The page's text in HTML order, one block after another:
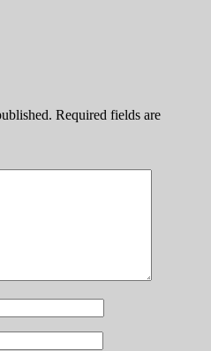
Required fields are